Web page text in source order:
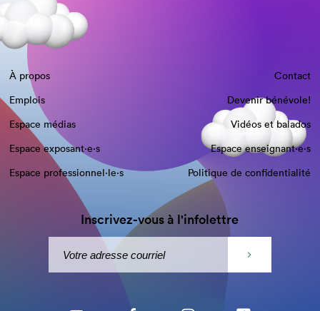
À propos
Contact
Emplois
Devenir bénévole!
Espace médias
Vidéos et balados
Espace exposant·e⋅s
Espace enseignant·e⋅s
Espace professionnel·le⋅s
Politique de confidentialité
Inscrivez-vous à l'infolettre